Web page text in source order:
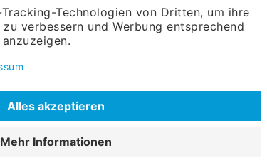
8,10
ohne MwSt., zzgl.